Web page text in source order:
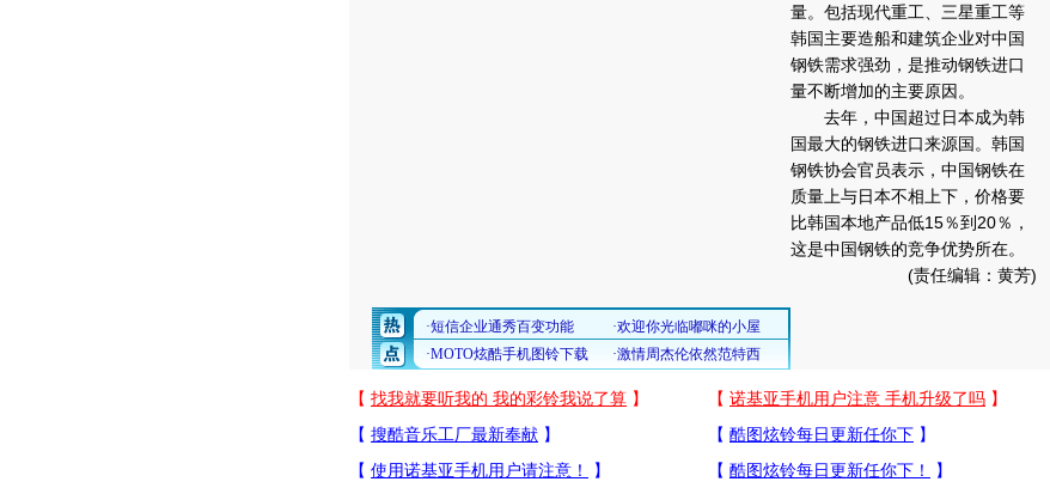
量。 包括现代重工、三星重工等
韩国主要造船和建筑企业对中国
钢铁需求强劲，是推动钢铁进口
量不断增加的主要原因。
去年，中国超过日本成为韩
国最大的钢铁进口来源国。韩国
钢铁协会官员表示，中国钢铁在
质量上与日本不相上下，价格要
比韩国本地产品低15％到20％，
这是中国钢铁的竞争优势所在。
(责任编辑：黄芳)